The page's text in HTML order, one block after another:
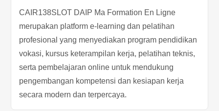
CAIR138SLOT DAIP Ma Formation En Ligne
merupakan platform e-learning dan pelatihan
profesional yang menyediakan program pendidikan
vokasi, kursus keterampilan kerja, pelatihan teknis,
serta pembelajaran online untuk mendukung
pengembangan kompetensi dan kesiapan kerja
secara modern dan terpercaya.